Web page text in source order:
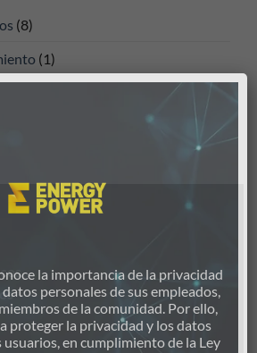
(8)
(1)
la importancia de la privacidad
personales de sus empleados,
de la comunidad. Por ello,
proteger la privacidad y los datos
usuarios, en cumplimiento de la Ley